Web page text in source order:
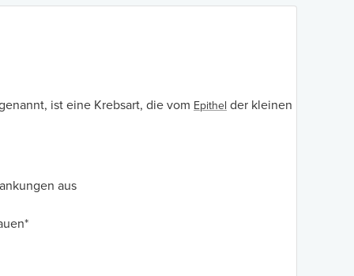
ist eine Krebsart, die vom Epithel der kleinen
aus